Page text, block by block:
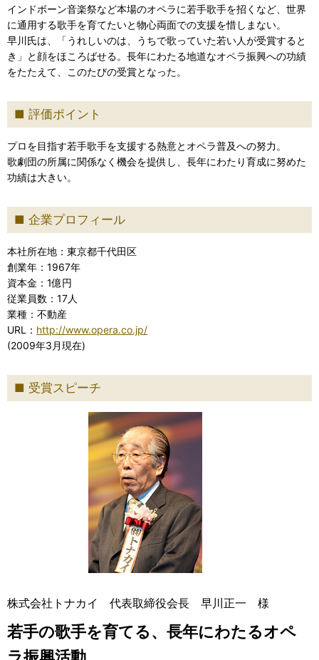
インドボーン音楽祭など本場のオペラに若手歌手を招くなど、世界
に通用する歌手を育てたいと物心両面での支援を惜しまない。
早川氏は、「うれしいのは、うちで歌っていた若い人が受賞すると
き」と顔をほころばせる。長年にわたる地道なオペラ振興への功績
をたたえて、このたびの受賞となった。
評価ポイント
プロを目指す若手歌手を支援する熱意とオペラ普及への努力。
歌劇団の所属に関係なく機会を提供し、長年にわたり育成に努めた
功績は大きい。
企業プロフィール
本社所在地：東京都千代田区
創業年：1967年
資本金：1億円
従業員数：17人
業種：不動産
URL： http://www.opera.co.jp/
(2009年3月現在)
受賞スピーチ
株式会社トナカイ 代表取締役会長 早川正一 様
若手の歌手を育てる、長年にわたるオペ